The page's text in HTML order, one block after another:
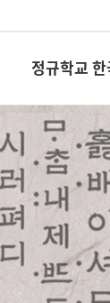
정규학교 한